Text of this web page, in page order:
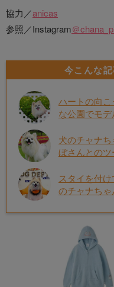
協力／anicas
参照／Instagram＠
今こんな
ハートの向
な公園でモデ
犬のチャナ
ぼさんとのツ
スタイを付
のチャナち